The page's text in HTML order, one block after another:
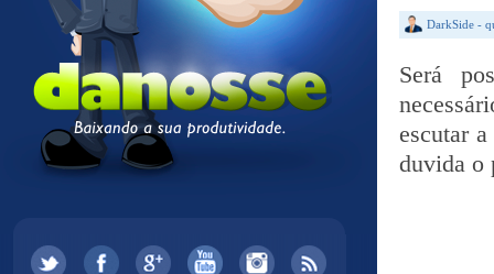
DarkSide -
Será
escutar
duvida o